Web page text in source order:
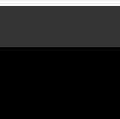
atteindre 80 à 100 km/h
parcourt la basse vallée
le littoral